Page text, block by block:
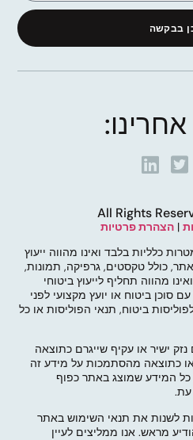
בבקשה
| הצהרת פרטיות
כלליות בלבד ואינו מהווה ייעוץ
כולל טקסטים, גרפיקה, תמונות,
מהווה תחליף לייעוץ ביטוחי
סוכן ביטוח או יועץ מקצועי לפני
ביטוח, תנאי הפוליסות או כל
ישיר או עקיף שייגרם כתוצאה
כתוצאה מהסתמכות על מידע זה
כל המידע שמוצג באתר כפוף
עת.
לשנות את תנאי השימוש באתר
מראש. אנו ממליצים לעיין